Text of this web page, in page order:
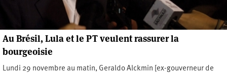
Au Brésil, Lula et le PT veulent rassurer la
bourgeoisie
Lundi 29 novembre au matin, Geraldo Alckmin [ex-gouverneur de